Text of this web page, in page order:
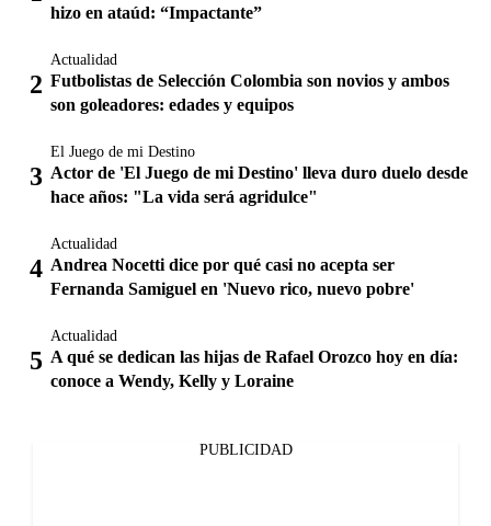
hizo en ataúd: “Impactante”
Actualidad
Futbolistas de Selección Colombia son novios y ambos
son goleadores: edades y equipos
El Juego de mi Destino
Actor de 'El Juego de mi Destino' lleva duro duelo desde
hace años: "La vida será agridulce"
Actualidad
Andrea Nocetti dice por qué casi no acepta ser
Fernanda Samiguel en 'Nuevo rico, nuevo pobre'
Actualidad
A qué se dedican las hijas de Rafael Orozco hoy en día:
conoce a Wendy, Kelly y Loraine
PUBLICIDAD